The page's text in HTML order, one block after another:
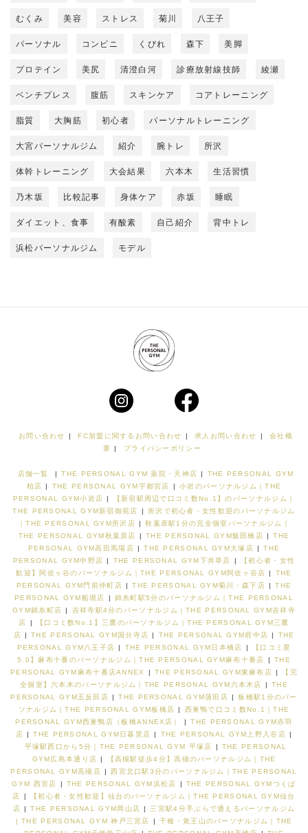
むくみ 美容 ストレス 菊川 八王子
パーソナル コンビニ くびれ 森下 美脚
プロテイン 美尻 清澄白河 診療放射線技師 綾瀬
ベンチプレス 腹筋 スキンケア コアトレーニング
脂質 大胸筋 初心者 パーソナルトレーニング
大宮パーソナルジム 紹介 腕トレ 所沢
体幹トレーニング 大会結果 六本木 生活習慣
乃木坂 比較記事 身体ケア 赤坂 睡眠
ダイエット、食事 有酸素 自己紹介 背中トレ
浜松パーソナルジム モデル
お問い合わせ | FC加盟に関するお問い合わせ | 求人お問い合わせ |
会社概
要 | プライバシーポリシー
店舗一覧 | THE PERSONAL GYM 薬院・天神店 |
THE PERSONAL GYM
柏店 | THE PERSONAL GYM宇都宮店 |
小岩のパーソナルジム｜THE
PERSONAL GYM小岩店 |
【新宿駅周辺で口コミ数No.1】のパーソナルジム｜
THE PERSONAL GYM新宿御苑店
|
所沢で初心者・女性歓迎のパーソナルジム
｜THE PERSONAL GYM所沢店 |
秋葉原駅1分の完全個室パーソナルジム｜
THE PERSONAL GYM秋葉原店
| THE PERSONAL GYM飯田橋店 |
THE
PERSONAL GYM高田馬場店 | THE PERSONAL GYM大塚店 |
THE
PERSONAL GYM中野店 | THE PERSONAL GYM下井草店 |
【初心者・女性
歓迎】阿佐ヶ谷のパーソナルジム｜THE PERSONAL GYM阿佐ヶ谷店 |
THE
PERSONAL GYM門前仲町店 | THE PERSONAL GYM菊川・森下店 |
THE
PERSONAL GYM船堀店
|
錦糸町駅5分のパーソナルジム｜THE PERSONAL
GYM錦糸町店 |
吉祥寺駅4分のパーソナルジム｜THE PERSONAL GYM吉祥寺
店
|
【口コミ数No.1】三鷹のパーソナルジム｜THE PERSONAL GYM三鷹
店 | THE PERSONAL GYM国分寺店 | THE PERSONAL GYM府中店 |
THE
PERSONAL GYM八王子店 | THE PERSONAL GYM日本橋店 |
【口コミ星
5.0】麻布十番のパーソナルジム｜THE PERSONAL GYM麻布十番店
|
THE
PERSONAL GYM麻布十番店ANNEX
| THE PERSONAL GYM東麻布店 |
【完
全個室】六本木のパーソナルジム｜THE PERSONAL GYM六本木店
|
THE
PERSONAL GYM五反田店 | THE PERSONAL GYM蒲田店 |
板橋駅1分のパー
ソナルジム｜THE PERSONAL GYM板橋店 |
西巣鴨で口コミ数No.1｜THE
PERSONAL GYM西巣鴨店（板橋ANNEX店）
|
THE PERSONAL GYM赤羽
店 | THE PERSONAL GYM日暮里店 | THE PERSONAL GYM上野入谷店 |
平塚駅西口から5分｜THE PERSONAL GYM 平塚店
|
THE PERSONAL
GYM広島本通り店 |
【高槻駅徒歩4分】高槻のパーソナルジム｜THE
PERSONAL GYM高槻店 |
西宮北口駅3分のパーソナルジム｜THE PERSONAL
GYM 西宮店
| THE PERSONAL GYM浜松店 |
THE PERSONAL GYMつくば
店
|
【初心者・女性歓迎】仙台のパーソナルジム｜THE PERSONAL GYM仙台
店 | THE PERSONAL GYM岡山店 |
三宮駅4分手ぶらで通えるパーソナルジム
| THE PERSONAL GYM 神戸三宮店
|
千種・覚王山のパーソナルジム｜THE